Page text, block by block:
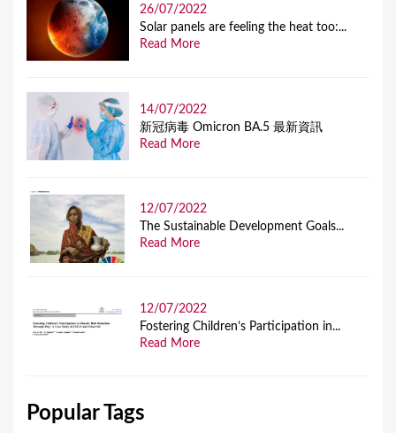
26/07/2022
Solar panels are feeling the heat too:...
Read More
14/07/2022
新冠病毒 Omicron BA.5 最新資訊
Read More
12/07/2022
The Sustainable Development Goals...
Read More
12/07/2022
Fostering Children’s Participation in...
Read More
Popular Tags